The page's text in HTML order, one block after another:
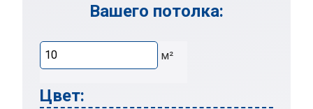
Вашего потолка:
м²
Цвет: